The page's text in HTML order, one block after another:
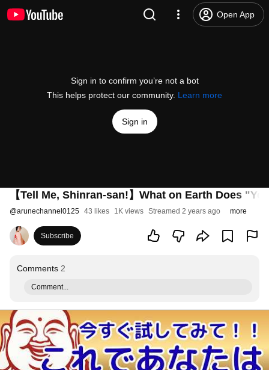
Open App
Sign in to confirm you’re not a bot
This helps protect our community. Learn more
Sign in
【Tell Me, Shinran-san!】What on Earth Does
@arunechannel0125 43 likes 1K views Streamed 2 years ago more
Subscribe
Comments 2
Comment...